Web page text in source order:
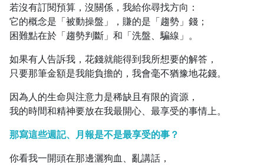
若沒有訂閱預算，沒關係，我給你尋找方向：
它的概念是「被動操盤」，賺的是「趨勢」錢；
困難點在於「趨勢判斷」和「洗盤、騙線」。
如果有人告訴我，花錢就能得到我所想要的解答，
只要那筆金額是我能負擔的，我會毫不猶豫地花錢。
因為人的生命與注意力是稀缺且有限的資源，
我的時間和精神要放在我最開心、最享受的事情上。
那寫這些週記、月報是不是最享受的事？
你看我一開頭在那邊灑狗血、亂講話，